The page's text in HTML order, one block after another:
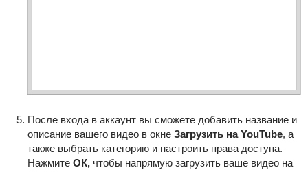
После входа в аккаунт вы сможете добавить название и
описание вашего видео в окне Загрузить на YouTube, а
также выбрать категорию и настроить права доступа.
Нажмите ОК, чтобы напрямую загрузить ваше видео на